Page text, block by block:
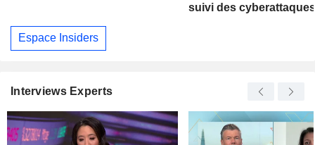
suivi des
Espace Insiders
Interviews Experts